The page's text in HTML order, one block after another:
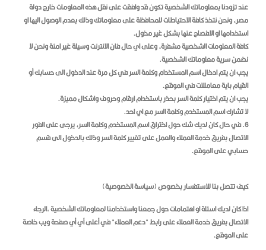
عند تزودنا بمعلوماتك الشخصية تكون قد وافقت على نقل هذه المعلومات خارج دولة
مصر، ونحن نتخذ كافة الاحتياطات للمحافظة على معلوماتك وذلك بعدم الوصول اليها او
استخدامها او الافصاح عنها بشكل غير مخول.
كافة المعلومات الشخصية مشفرة، وعلى اي حال فان الانترنت وسيلة غير امنة ونحن لا
نضمن سرية معلوماتك الشخصية.
يجب ان يتم ادخال اسم المستخدام وكلمة السر في كل مرة عند الدخول الى حسابك أو
القيام باية معامللات في الموقع.
يجب ان يتم اختيار كلمة السر بحذر باستخدام ارقام وحروف واشكال مميزة.
لا تشارك اسم المستخدم وكلمة السر مع اي احد.
6. في حال كان لديك شك حول اختراق اسم المستخدم وكلمة السر، يرجى على الفور
الاتصال بفريق خدمة العملاء والعمل على تغيير كلمة السر وذلك بالدخول الى قسم
حسابي على الموقع.
كيف تتصل بنا للاستفسار بخصوص (سياسة الخصوصية)
اذا كان لديك اسئلة او اهتمامات حول جمعنا واستخدامنا لمعلوماتك الشخصية ,الرجاء
الاتصال بفريق خدمة العملاء على رابط "دعم العملاء" في أعلى أي أي صفحة ويب خاصة
على الموقع.